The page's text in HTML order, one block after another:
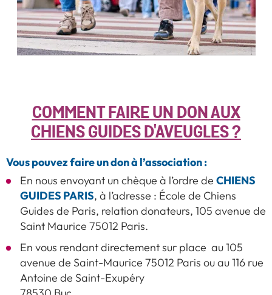
COMMENT FAIRE UN DON AUX
CHIENS GUIDES D'AVEUGLES ?
Vous pouvez faire un don à l’association :
En nous envoyant un chèque à l’ordre de CHIENS
GUIDES PARIS, à l’adresse : École de Chiens
Guides de Paris, relation donateurs, 105 avenue de
Saint Maurice 75012 Paris.
En vous rendant directement sur place au 105
avenue de Saint-Maurice 75012 Paris ou au 116 rue
Antoine de Saint-Exupéry